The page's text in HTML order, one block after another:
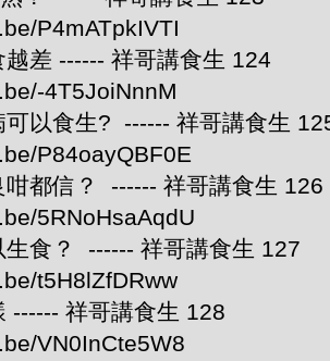
P4mATpkIVTI
差 ------ 祥哥講食生 124
4T5JoiNnnM
可以食生? ------ 祥哥講食生
P84oayQBF0E
咁都信？ ------ 祥哥講食生 126
5RNoHsaAqdU
生食？ ------ 祥哥講食生 127
t5H8lZfDRww
------ 祥哥講食生 128
VN0InCte5W8